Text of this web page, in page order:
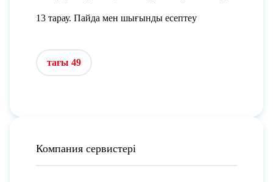
13 тарау. Пайда мен шығынды есептеу
тағы 49
Компания сервистері